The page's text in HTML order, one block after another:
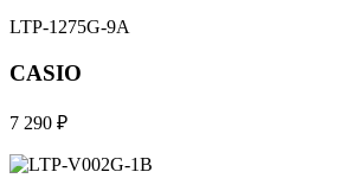
LTP-1275G-9A
CASIO
7 290 ₽